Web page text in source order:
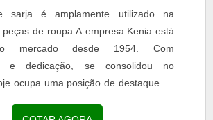
sarja é amplamente utilizado na
de roupa.A empresa Kenia está
mercado desde 1954. Com
e dedicação, se consolidou no
ocupa uma posição de destaque no